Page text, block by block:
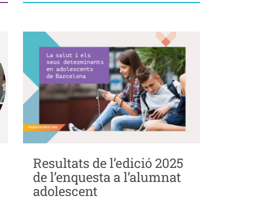
Resultats de l’edició 2025
de l’enquesta a l’alumnat
adolescent